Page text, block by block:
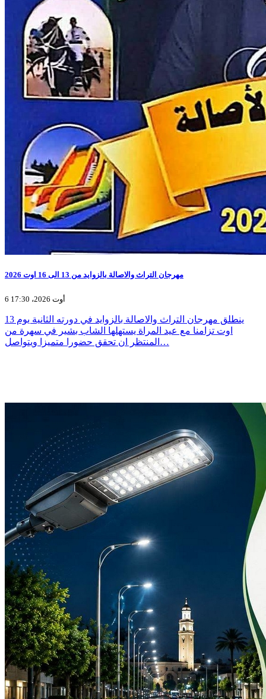
مهرجان التراث والاصالة بالزوايد من 13 الى 16 اوت 2026
6 أوت 2026، 17:30
ينطلق مهرجان التراث والاصالة بالزوايد في دورته الثانية يوم 13
اوت تزامنا مع عيد المراة يستهلها الشاب بشير في سهرة من
المنتظر ان تحقق حضورا متميزا ويتواصل…